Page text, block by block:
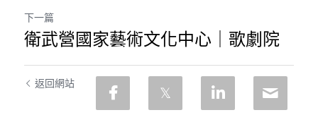
下一篇
衛武營國家藝術文化中心｜歌劇院
返回網站